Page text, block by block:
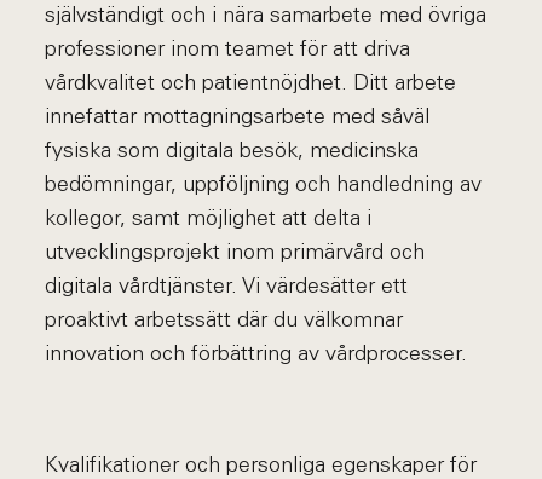
självständigt och i nära samarbete med övriga
professioner inom teamet för att driva
vårdkvalitet och patientnöjdhet. Ditt arbete
innefattar mottagningsarbete med såväl
fysiska som digitala besök, medicinska
bedömningar, uppföljning och handledning av
kollegor, samt möjlighet att delta i
utvecklingsprojekt inom primärvård och
digitala vårdtjänster. Vi värdesätter ett
proaktivt arbetssätt där du välkomnar
innovation och förbättring av vårdprocesser.
Kvalifikationer och personliga egenskaper för